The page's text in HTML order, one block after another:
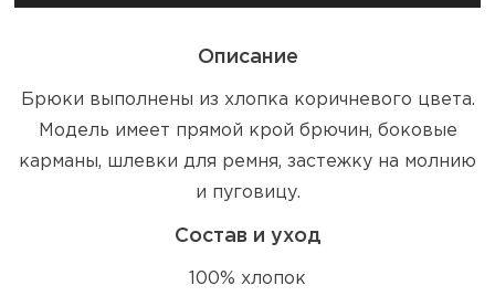
Описание
Брюки выполнены из хлопка коричневого цвета.
Модель имеет прямой крой брючин, боковые
карманы, шлевки для ремня, застежку на молнию
и пуговицу.
Состав и уход
100% хлопок